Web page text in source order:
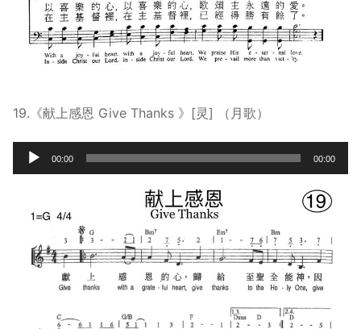
19.《献上感恩 Give Thanks 》[灵] （月歌）
Audio
Player
00:00 00:00